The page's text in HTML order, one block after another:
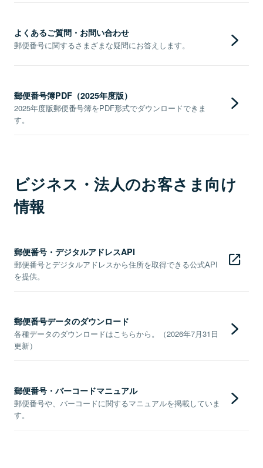
よくあるご質問・お問い合わせ
郵便番号に関するさまざまな疑問にお答えします。
郵便番号簿PDF（2025年度版）
2025年度版郵便番号簿をPDF形式でダウンロードできま
す。
ビジネス・法人のお客さま向け
情報
郵便番号・デジタルアドレスAPI
郵便番号とデジタルアドレスから住所を取得できる公式API
を提供。
郵便番号データのダウンロード
各種データのダウンロードはこちらから。（2026年7月31日
更新）
郵便番号・バーコードマニュアル
郵便番号や、バーコードに関するマニュアルを掲載していま
す。